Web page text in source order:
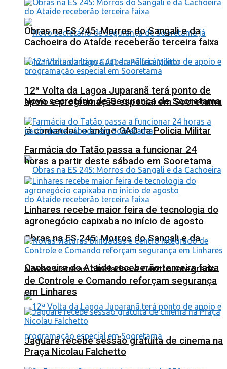
Novo secretário de Segurança de Sooretama
já comandou o antigo GAO da Polícia Militar
Obras na ES 245: Morros do Sangali e da
Cachoeira do Ataíde receberão terceira faixa
Obras na ES 245: Morros do Sangali e da
Cachoeira do Ataíde receberão terceira faixa
12ª Volta da Lagoa Juparanã terá ponto de
apoio e programação especial em Sooretama
Farmácia do Tatão passa a funcionar 24
horas a partir deste sábado em Sooretama
Linhares recebe maior feira de tecnologia do
agronegócio capixaba no início de agosto
Novas viaturas blindadas e Centro Integrado
de Controle e Comando reforçam segurança
em Linhares
Jaguaré recebe sessão gratuita de cinema na
Praça Nicolau Falchetto